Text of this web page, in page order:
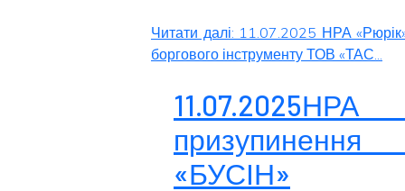
Читати далі: 11.07.2025 НРА
боргового інструменту ТОВ «ТАС...
11.07.2025НРА
«БУСІН»